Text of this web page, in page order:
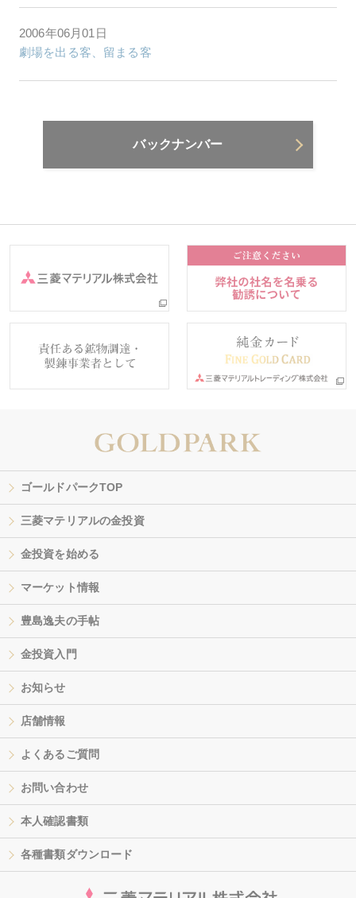
2006年06月01日
劇場を出る客、留まる客
バックナンバー
ゴールドパークTOP
三菱マテリアルの金投資
金投資を始める
マーケット情報
豊島逸夫の手帖
金投資入門
お知らせ
店舗情報
よくあるご質問
お問い合わせ
本人確認書類
各種書類ダウンロード